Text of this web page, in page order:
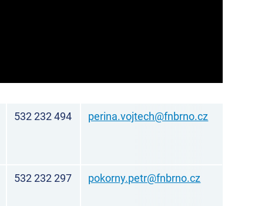
532 232 494 perina.vojtech@fnbrno.cz
532 232 297 pokorny.petr@fnbrno.cz